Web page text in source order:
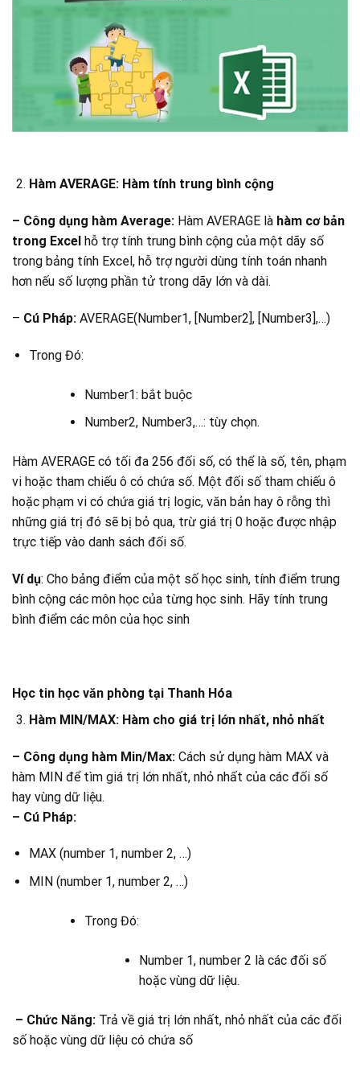
Hàm AVERAGE: Hàm tính trung bình cộng
– Công dụng hàm Average: Hàm AVERAGE là hàm cơ bản
trong Excel hỗ trợ tính trung bình cộng của một dãy số
trong bảng tính Excel, hỗ trợ người dùng tính toán nhanh
hơn nếu số lượng phần tử trong dãy lớn và dài.
– Cú Pháp: AVERAGE(Number1, [Number2], [Number3],…)
Trong Đó:
Number1: bắt buộc
Number2, Number3,…: tùy chọn.
Hàm AVERAGE có tối đa 256 đối số, có thể là số, tên, phạm
vi hoặc tham chiếu ô có chứa số. Một đối số tham chiếu ô
hoặc phạm vi có chứa giá trị logic, văn bản hay ô rỗng thì
những giá trị đó sẽ bị bỏ qua, trừ giá trị 0 hoặc được nhập
trực tiếp vào danh sách đối số.
Ví dụ: Cho bảng điểm của một số học sinh, tính điểm trung
bình cộng các môn học của từng học sinh. Hãy tính trung
bình điểm các môn của học sinh
Học tin học văn phòng tại Thanh Hóa
Hàm MIN/MAX: Hàm cho giá trị lớn nhất, nhỏ nhất
– Công dụng hàm Min/Max: Cách sử dụng hàm MAX và
hàm MIN để tìm giá trị lớn nhất, nhỏ nhất của các đối số
hay vùng dữ liệu.
– Cú Pháp:
MAX (number 1, number 2, …)
MIN (number 1, number 2, …)
Trong Đó:
Number 1, number 2 là các đối số
hoặc vùng dữ liệu.
– Chức Năng: Trả về giá trị lớn nhất, nhỏ nhất của các đối
số hoặc vùng dữ liệu có chứa số